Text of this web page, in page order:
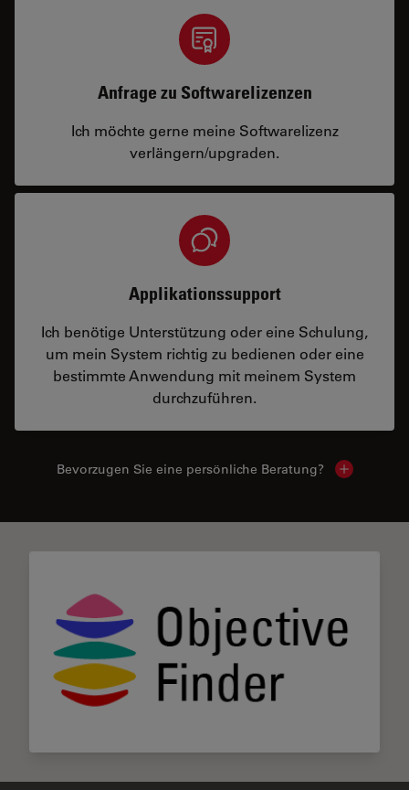
Anfrage zu Softwarelizenzen
Ich möchte gerne meine Softwarelizenz
verlängern/upgraden.
Applikationssupport
Ich benötige Unterstützung oder eine Schulung,
um mein System richtig zu bedienen oder eine
bestimmte Anwendung mit meinem System
durchzuführen.
Bevorzugen Sie eine persönliche Beratung? Show